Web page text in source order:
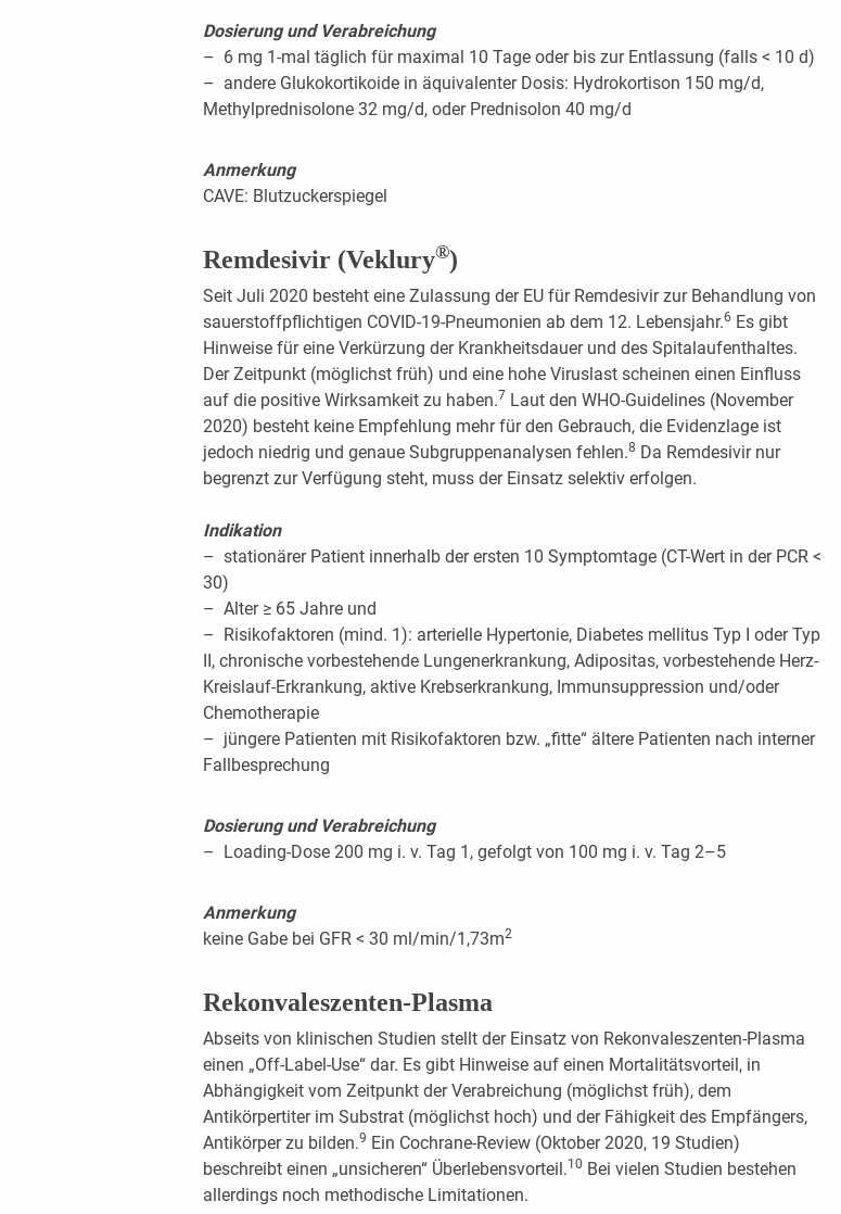
Dosierung und Verabreichung
– 6 mg 1-mal täglich für maximal 10 Tage oder bis zur Entlassung (falls < 10 d)
– andere Glukokortikoide in äquivalenter Dosis: Hydrokortison 150 mg/d,
Methylprednisolone 32 mg/d, oder Prednisolon 40 mg/d
Anmerkung
CAVE: Blutzuckerspiegel
Remdesivir (Veklury®)
Seit Juli 2020 besteht eine Zulassung der EU für Remdesivir zur Behandlung von
sauerstoffpflichtigen COVID-19-Pneumonien ab dem 12. Lebensjahr.6 Es gibt
Hinweise für eine Verkürzung der Krankheitsdauer und des Spitalaufenthaltes.
Der Zeitpunkt (möglichst früh) und eine hohe Viruslast scheinen einen Einfluss
auf die positive Wirksamkeit zu haben.7 Laut den WHO-Guide­lines (November
2020) besteht keine Empfehlung mehr für den Gebrauch, die Evidenzlage ist
jedoch niedrig und genaue Subgruppenanalysen fehlen.8 Da Remdesivir nur
begrenzt zur Verfügung steht, muss der Einsatz selektiv erfolgen.
Indikation
– stationärer Patient innerhalb der ersten 10 Symptomtage (CT-Wert in der PCR <
30)
– Alter ≥ 65 Jahre und
– Risikofaktoren (mind. 1): arterielle Hypertonie, Diabetes mellitus Typ I oder Typ
II, chronische vorbestehende Lungenerkrankung, Adipositas, vorbestehende Herz-
Kreislauf-Erkrankung, aktive Krebserkrankung, Immunsuppres­sion und/oder
Chemotherapie
– jüngere Patienten mit Risikofaktoren bzw. „fitte“ ältere Patienten nach interner
Fallbesprechung
Dosierung und Verabreichung
– Loading-Dose 200 mg i. v. Tag 1, gefolgt von 100 mg i. v. Tag 2–5
Anmerkung
keine Gabe bei GFR < 30 ml/min/1,73m2
Rekonvaleszenten-Plasma
Abseits von klinischen Studien stellt der Einsatz von Rekonvaleszenten-Plasma
einen „Off-Label-Use“ dar. Es gibt Hinweise auf einen Mortalitätsvorteil, in
Abhängigkeit vom Zeitpunkt der Verabreichung (möglichst früh), dem
Antikörpertiter im Substrat (möglichst hoch) und der Fähigkeit des Empfängers,
Antikörper zu bilden.9 Ein Cochrane-Review (Oktober 2020, 19 Studien)
beschreibt einen „unsicheren“ Überlebensvorteil.10 Bei vielen Studien bestehen
allerdings noch methodische Limitationen.